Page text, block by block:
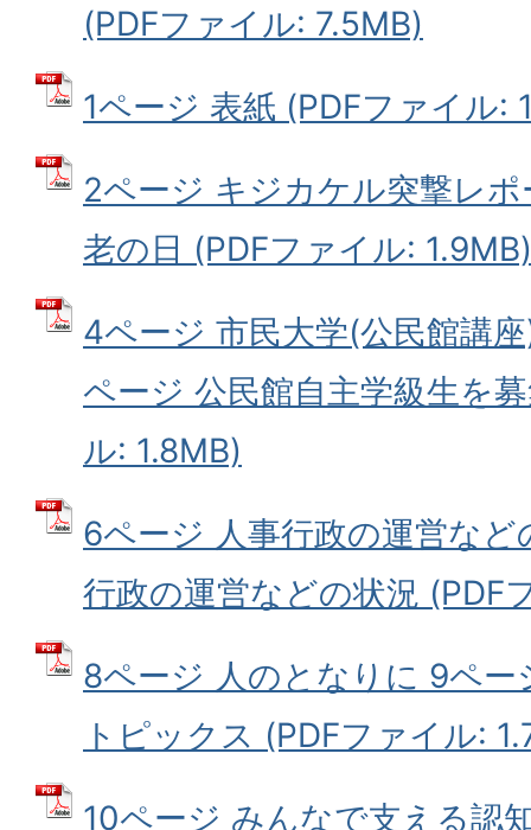
(PDFファイル: 7.5MB)
1ページ 表紙 (PDFファイル:
2ページ キジカケル突撃レ
老の日 (PDFファイル: 1.9MB)
4ページ 市民大学(公民館講
ページ 公民館自主学級生を
ル: 1.8MB)
6ページ 人事行政の運営な
行政の運営などの状況 (PDF
8ページ 人のとなりに 9ペ
トピックス (PDFファイル:
10ページ みんなで支える認